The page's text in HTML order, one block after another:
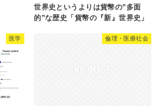
世界史というよりは貨幣の”多面
的”な歴史「貨幣の『新』世界史」
医学 倫理・医療社会